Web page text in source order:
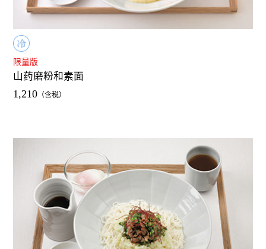
限量版
山药磨粉和素面
1,210